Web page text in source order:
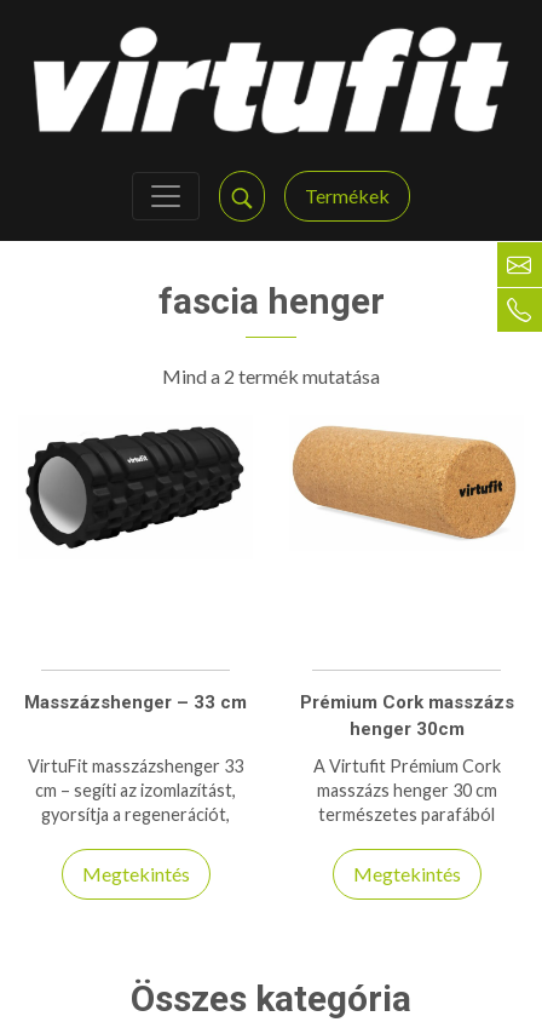
Termékek
fascia henger
Mind a 2 termék mutatása
Masszázshenger – 33 cm
VirtuFit masszázshenger 33
cm – segíti az izomlazítást,
gyorsítja a regenerációt,
rehabilitációs használatra.
Megtekintés
Prémium Cork masszázs
henger 30cm
A Virtufit Prémium Cork
masszázs henger 30 cm
természetes parafából
tartós, és hatékony
izomlazítást biztosít.
Megtekintés
Összes kategória